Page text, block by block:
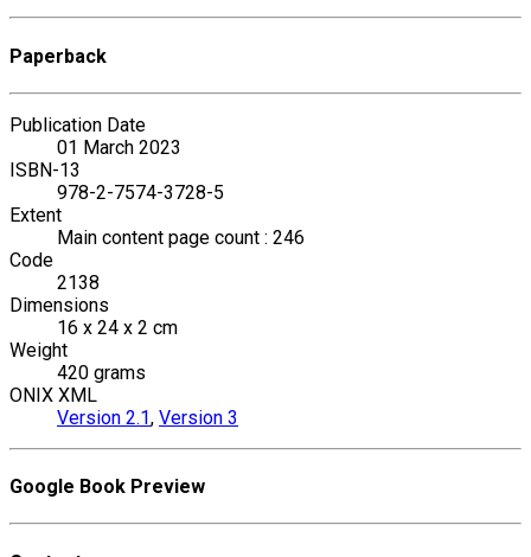
Paperback
Publication Date
01 March 2023
ISBN-13
978-2-7574-3728-5
Extent
Main content page count : 246
Code
2138
Dimensions
16 x 24 x 2 cm
Weight
420 grams
ONIX XML
Version 2.1, Version 3
Google Book Preview